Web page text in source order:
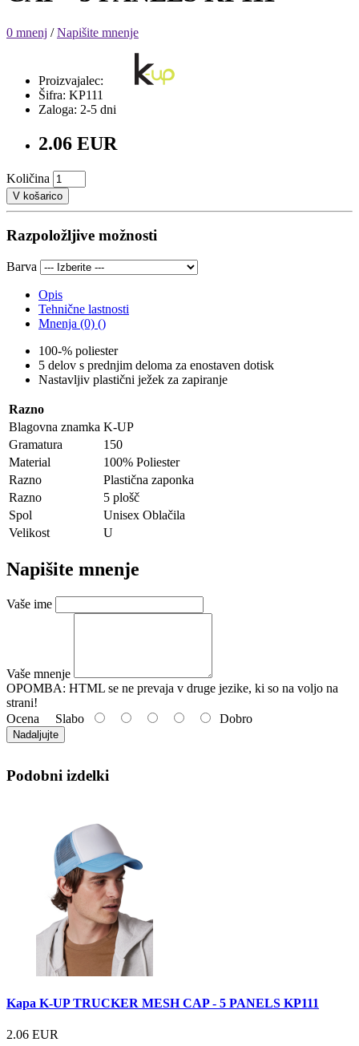
0 mnenj /Napišite mnenje
Proizvajalec:
Šifra: KP111
Zaloga: 2-5 dni
2.06 EUR
Količina
V košarico
Razpoložljive možnosti
Barva
Opis
Tehnične lastnosti
Mnenja (0) ()
100-% poliester
5 delov s prednjim deloma za enostaven dotisk
Nastavljiv plastični ježek za zapiranje
Razno
Blagovna znamka K-UP
Gramatura
150
Material
100% Poliester
Razno
Plastična zaponka
Razno
5 plošč
Spol
Unisex Oblačila
Velikost
U
Napišite mnenje
Vaše ime
Vaše mnenje
OPOMBA: HTML se ne prevaja v druge jezike, ki so na voljo na
strani!
Ocena Slabo Dobro
Nadaljujte
Podobni izdelki
Kapa K-UP TRUCKER MESH CAP - 5 PANELS KP111
2.06 EUR